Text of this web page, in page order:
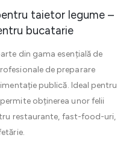
taietor legume –
bucatarie
din gama esențială de
de preparare
publică. Ideal pentru
obținerea unor felii
restaurante, fast-food-uri,